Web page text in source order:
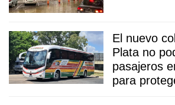
El nuevo
Plata no
pasajeros
para